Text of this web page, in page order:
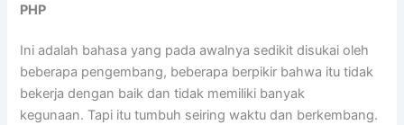
PHP
Ini adalah bahasa yang pada awalnya sedikit disukai oleh
beberapa pengembang, beberapa berpikir bahwa itu tidak
bekerja dengan baik dan tidak memiliki banyak
kegunaan. Tapi itu tumbuh seiring waktu dan berkembang.